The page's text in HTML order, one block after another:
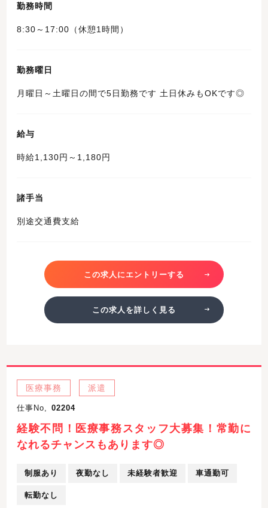
勤務時間
8:30～17:00（休憩1時間）
勤務曜日
月曜日～土曜日の間で5日勤務です 土日休みもOKです◎
給与
時給1,130円～1,180円
諸手当
別途交通費支給
この求人にエントリーする
この求人を詳しく見る
医療事務 派遣
仕事No, 02204
経験不問！医療事務スタッフ大募集！常勤に
なれるチャンスもあります◎
制服あり 夜勤なし 未経験者歓迎 車通勤可
転勤なし